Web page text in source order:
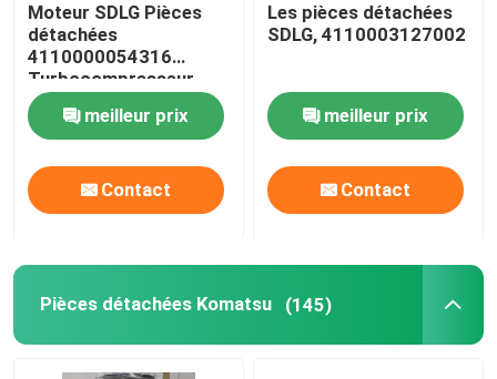
Moteur SDLG Pièces
détachées
4110000054316
Turbocompresseur
meilleur prix
Contact
Les pièces détachées
SDLG, 4110003127002
meilleur prix
Contact
Pièces détachées Komatsu (145)